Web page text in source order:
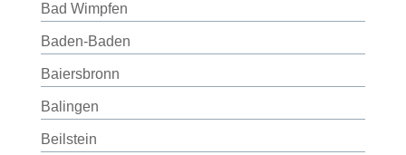
Bad Wimpfen
Baden-Baden
Baiersbronn
Balingen
Beilstein